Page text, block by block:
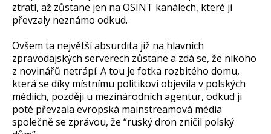
ztratí, až zůstane jen na OSINT kanálech, které ji
převzaly neznámo odkud.
Ovšem ta největší absurdita již na hlavních
zpravodajských serverech zůstane a zdá se, že nikoho
z novinářů netrápí. A tou je fotka rozbitého domu,
která se díky místnímu politikovi objevila v polských
médiích, později u mezinárodních agentur, odkud ji
poté převzala evropská mainstreamová média
společně se zprávou, že “ruský dron zničil polský